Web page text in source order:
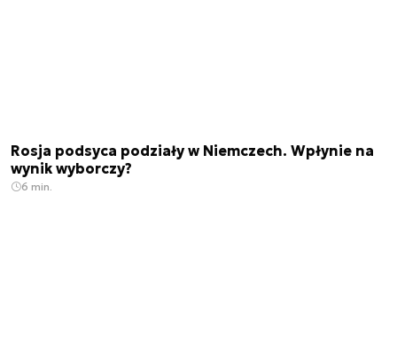
Rosja podsyca podziały w Niemczech. Wpłynie na
wynik wyborczy?
6 min.